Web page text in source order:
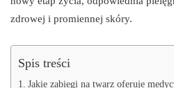
zdrowej i promiennej skóry.
Spis treści
Jakie zabiegi na twarz oferuje